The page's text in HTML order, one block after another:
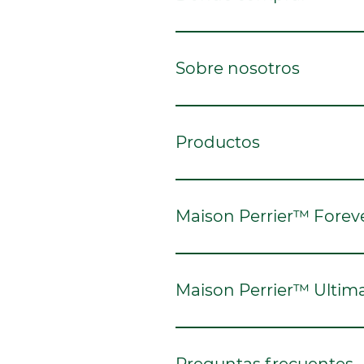
Sobre nosotros
Productos
Maison Perrier™
Maison Perrier™